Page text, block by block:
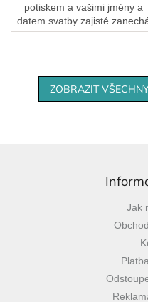
potiskem a vašimi jmény a
datem svatby zajisté
u hostů velký dojem,
ZOBRAZIT
Jak